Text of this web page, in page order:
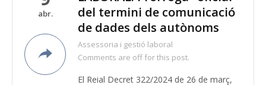
abr.
del termini de comunicació
de dades dels autònoms
Assessoria i gestió laboral
Comments are off for this post.
El Reial Decret 322/2024 de 26 de març,